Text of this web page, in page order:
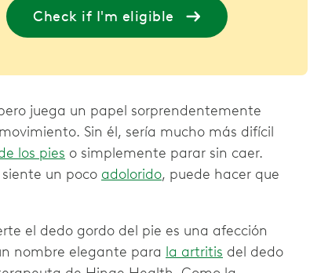
Check if I'm eligible
juega un papel sorprendentemente
Sin él, sería mucho más difícil
los pies o simplemente parar sin caer.
un poco adolorido, puede hacer que
el dedo gordo del pie es una afección
nombre elegante para la artritis del dedo